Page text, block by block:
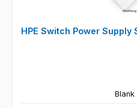
HPE Switch Power
Blank